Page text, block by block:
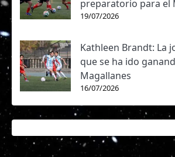
preparatorio para el
19/07/2026
Kathleen Brandt: La
que se ha ido
Magallanes
16/07/2026